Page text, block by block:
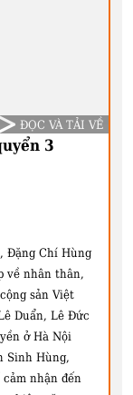
3
Đặng Chí Hùng
về nhân thân,
sản Việt
Duẩn, Lê Đức
ở Hà Nội
Sinh Hùng,
nhận đến
ĐỌC VÀ TẢI VỀ